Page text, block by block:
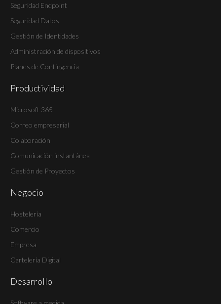
Seguridad Endpoint
Seguridad Datos
Gestión de Identidades
Administración de dispositivos
Planes de Contingencia
Productividad
Microsoft 365
Correo empresarial
Colaboración
Comunicación instantánea
Gestión de Proyectos
Negocio
Hostelería
Comercio
Empresa
Cartelería Digital
Desarrollo